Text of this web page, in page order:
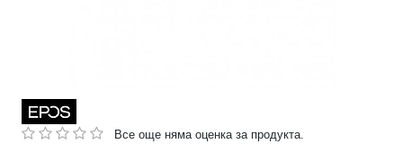
Все още няма оценка за продукта.